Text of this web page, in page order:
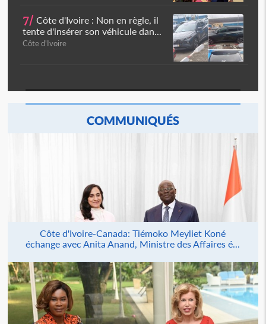
7/ Côte d'Ivoire : Non en règle, il
tente d'insérer son véhicule dan...
Côte d'Ivoire
COMMUNIQUÉS
Côte d'Ivoire-Canada: Tiémoko Meyliet Koné
échange avec Anita Anand, Ministre des Affaires é...